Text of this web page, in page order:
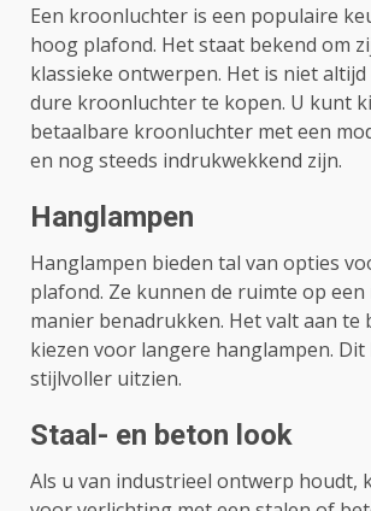
Een kroonluchter is een populaire
hoog plafond. Het staat bekend om
klassieke ontwerpen. Het is niet altijd
dure kroonluchter te kopen. U kunt
betaalbare kroonluchter met een
en nog steeds indrukwekkend zijn.
Hanglampen
Hanglampen bieden tal van opties
plafond. Ze kunnen de ruimte op
manier benadrukken. Het valt aan te
kiezen voor langere hanglampen.
stijlvoller uitzien.
Staal- en beton look
Als u van industrieel ontwerp houdt,